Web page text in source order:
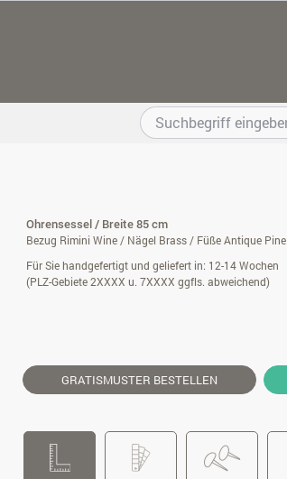
Ohrensessel / Breite 85 cm
Bezug Rimini Wine / Nägel Brass / Füße Antique Pine
Für Sie handgefertigt und geliefert in: 12-14 Wochen
(PLZ-Gebiete 2XXXX u. 7XXXX ggfls. abweichend)
GRATISMUSTER BESTELLEN